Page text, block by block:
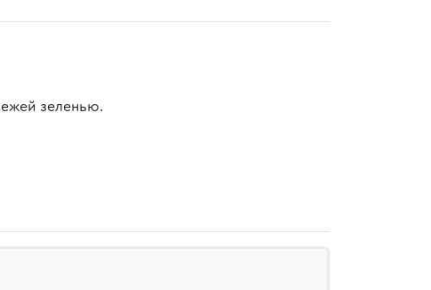
зеленью.